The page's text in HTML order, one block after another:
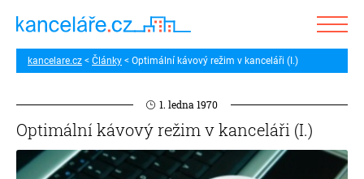
kancelare.cz Články Optimální kávový režim v kanceláři (I.)
1. ledna 1970
Optimální kávový režim v kanceláři (I.)